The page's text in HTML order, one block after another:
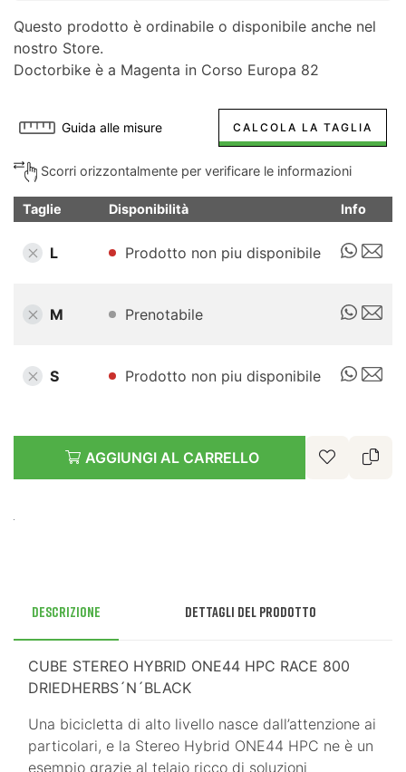
Questo prodotto è ordinabile o disponibile anche nel
nostro Store.
Doctorbike è a Magenta in Corso Europa 82
Guida alle misure CALCOLA LA TAGLIA
Scorri orizzontalmente per verificare le informazioni
Taglie Disponibilità Info
L Prodotto non piu disponibile
M Prenotabile
S Prodotto non piu disponibile
AGGIUNGI AL CARRELLO
Descrizione Dettagli del prodotto
CUBE STEREO HYBRID ONE44 HPC RACE 800
DRIEDHERBS´N´BLACK
Una bicicletta di alto livello nasce dall’attenzione ai
particolari, e la Stereo Hybrid ONE44 HPC ne è un
esempio grazie al telaio ricco di soluzioni